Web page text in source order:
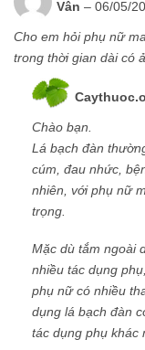
Vân – 06/05/
Cho em hỏi phụ nữ
trong thời gian dài có
Chào bạn.
Lá bạch đàn
cúm, đau nhức,
nhiên, với phụ nữ
trọng.
Mặc dù tắm ngoài
nhiều tác dụng
phụ nữ có nhiều
dụng lá bạch đàn
tác dụng phụ khác